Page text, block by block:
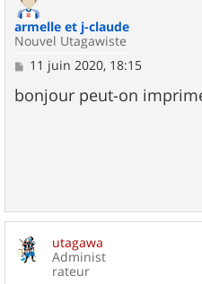
armelle et j-claude
Nouvel Utagawiste
M
s
s
11 juin 2020, 18:15
bonjour peut-on
utagawa
Administ
rateur